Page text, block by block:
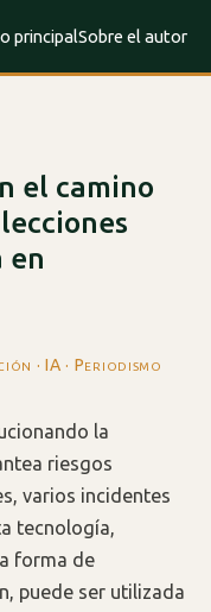
principalSobre el autor
el camino
en
· IA · Periodismo
la
riesgos
varios incidentes
tecnología,
forma de
puede ser utilizada